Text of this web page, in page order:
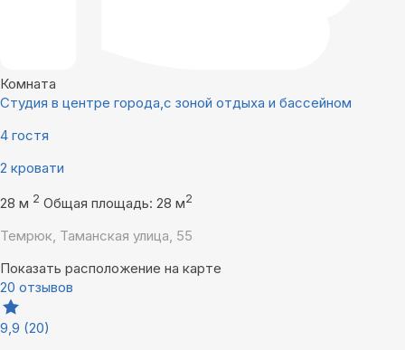
Комната
Студия в центре города,с зоной отдыха и бассейном
4 гостя
2 кровати
28 м 2 Общая площадь: 28 м2
Темрюк, Таманская улица, 55
Показать расположение на карте
20 отзывов
9,9 (20)